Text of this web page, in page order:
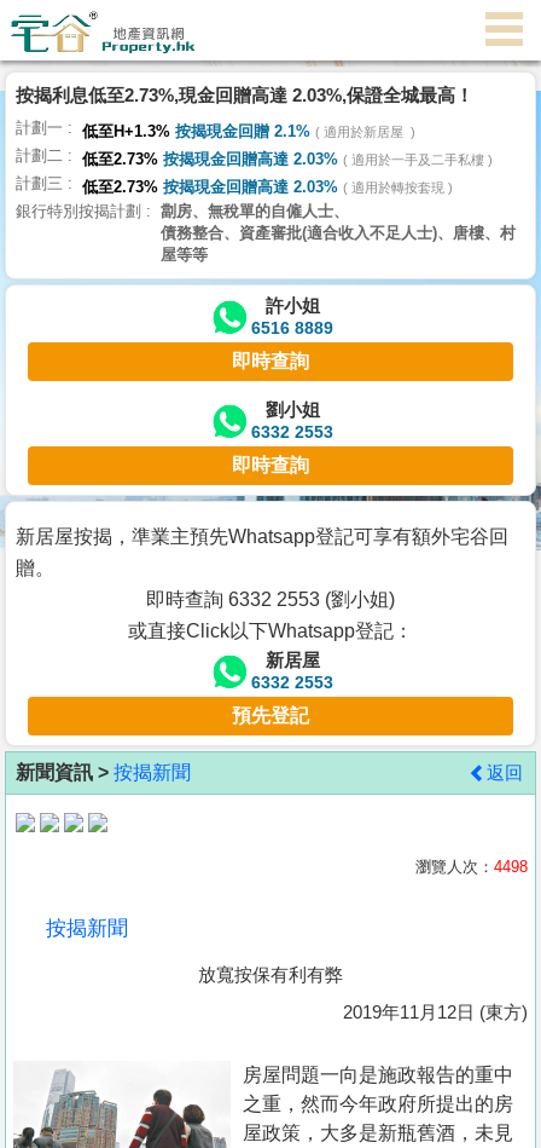
理
主
頁
搵
樓/
交
業
主
宅
谷
按
客
地
產
業
按揭利息低至2.73%,現金回贈高達 2.03%,保證全城最高！
計劃一 低至H+1.3% 按揭現金回贈 2.1% 適用於新居屋
計劃二 低至2.73% 按揭現金回贈高達 2.03% 適用於一手及二手私樓
計劃三 低至2.73% 按揭現金回贈高達 2.03% 適用於轉按套現
銀行特別按揭計劃
劏房、無稅單的自僱人士、
債務整合、資產審批(適合收入不足人士)、唐樓、村
屋等等
許小姐
6516 8889
即時查詢
劉小姐
6332 2553
即時查詢
新居屋按揭，準業主預先Whatsapp登記可享有額外宅谷回
贈。
即時查詢 6332 2553 (劉小姐)
或直接Click以下Whatsapp登記：
新居屋
6332 2553
預先登記
新聞資訊 > 按揭新聞 返回
瀏覽人次： 4498
按揭新聞
放寬按保有利有弊
2019年11月12日 (東方)
房屋問題一向是施政報告的重中
之重，然而今年政府所提出的房
屋政策，大多是新瓶舊酒，未見